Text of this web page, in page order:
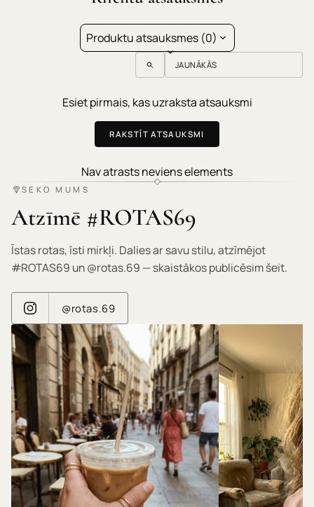
Produktu atsauksmes (0)
Sort reviews by
Esiet pirmais, kas uzraksta atsauksmi
RAKSTĪT ATSAUKSMI
Nav atrasts neviens elements
SEKO MUMS
Atzīmē #ROTAS69
Īstas rotas, īsti mirkļi. Dalies ar savu stilu, atzīmējot
#ROTAS69 un @rotas.69 — skaistākos publicēsim šeit.
@rotas.69